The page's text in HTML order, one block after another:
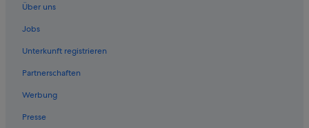
Über uns
Jobs
Unterkunft registrieren
Partnerschaften
Werbung
Presse